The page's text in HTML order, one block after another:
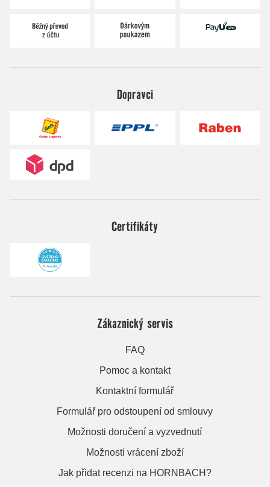
Dopravci
Certifikáty
Zákaznický servis
FAQ
Pomoc a kontakt
Kontaktní formulář
Formulář pro odstoupení od smlouvy
Možnosti doručení a vyzvednutí
Možnosti vrácení zboží
Jak přidat recenzi na HORNBACH?